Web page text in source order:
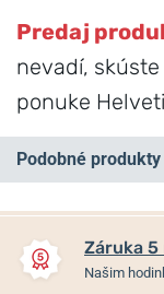
Predaj
nevadí,
ponuke
Podobné produkty
NA PREDAJNI
Záruka 5
Našim